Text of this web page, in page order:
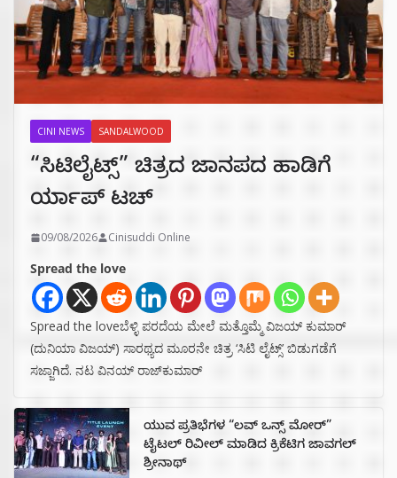
CINI NEWS SANDALWOOD
“ಸಿಟಿಲೈಟ್ಸ್‌” ಚಿತ್ರದ ಜಾನಪದ ಹಾಡಿಗೆ
ರ್ಯಾಪ್‌ ಟಚ್‌
09/08/2026 Cinisuddi Online
Spread the love
Spread the loveಬೆಳ್ಳಿ ಪರದೆಯ ಮೇಲೆ ಮತ್ತೊಮ್ಮೆ ವಿಜಯ್ ಕುಮಾರ್
(ದುನಿಯಾ ವಿಜಯ್) ಸಾರಥ್ಯದ ಮೂರನೇ ಚಿತ್ರ ‘ಸಿಟಿ ಲೈಟ್ಸ್’ ಬಿಡುಗಡೆಗೆ
ಸಜ್ಜಾಗಿದೆ. ನಟ ವಿನಯ್ ರಾಜ್‌ಕುಮಾರ್
ಯುವ ಪ್ರತಿಭೆಗಳ “ಲವ್ ಒನ್ಸ್ ಮೋರ್”
ಟೈಟಲ್ ರಿವೀಲ್ ಮಾಡಿದ ಕ್ರಿಕೆಟಿಗ ಜಾವಗಲ್
ಶ್ರೀನಾಥ್